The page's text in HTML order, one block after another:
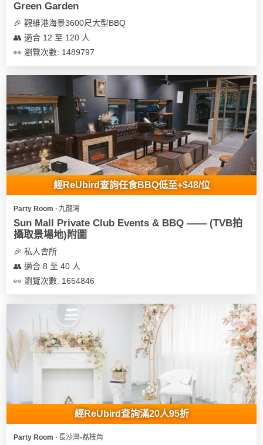
會
及
拍
廳
BBQ
場
地
奇
玩
樂
體
手
作
坊
戶
遊
Green Garden
🎉 觀維港海景3600尺大型BBQ
👥 適合 12 至 120 人
👀 瀏覽次數: 1489797
經ReUbird查詢任食BBQ低至+$48/位
Party Room ∙ 九龍灣
Sun Mall Private Club Events & BBQ —— (TVB拍
攝取景場地)附圖
🎉 私人會所
👥 適合 8 至 40 人
👀 瀏覽次數: 1654846
經ReUbird查詢滿20人95折
Party Room ∙ 長沙灣-荔枝角